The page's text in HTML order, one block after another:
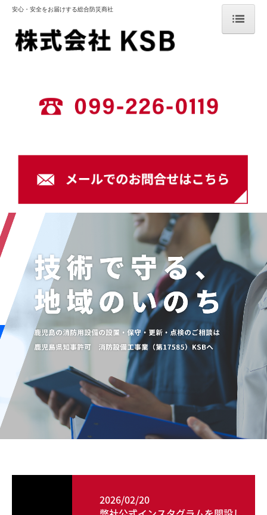
ホーム
お知らせ
消防用設備部門
消防用設備施工事例
動力消防ポンプ設備
営業部門
営業部門 消防関係
営業部門 防災関係
メーカーリンク
安心・安全をお届けする総合防災商社
2026/02/20